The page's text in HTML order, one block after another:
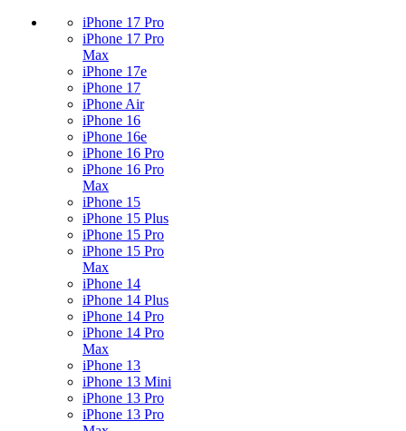
iPhone 17 Pro
iPhone 17 Pro
Max
iPhone 17e
iPhone 17
iPhone Air
iPhone 16
iPhone 16e
iPhone 16 Pro
iPhone 16 Pro
Max
iPhone 15
iPhone 15 Plus
iPhone 15 Pro
iPhone 15 Pro
Max
iPhone 14
iPhone 14 Plus
iPhone 14 Pro
iPhone 14 Pro
Max
iPhone 13
iPhone 13 Mini
iPhone 13 Pro
iPhone 13 Pro